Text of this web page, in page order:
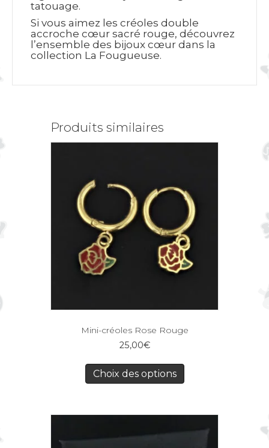
tatouage.
Si vous aimez les créoles double
accroche cœur sacré rouge, découvrez
l’ensemble des bijoux cœur dans la
collection La Fougueuse.
Produits similaires
Mini-créoles Rose Rouge
25,00€
Choix des options